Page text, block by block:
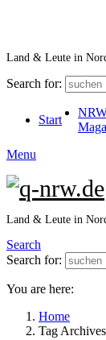
Land & Leute in
Search for:
Start
Menu
Land & Leute in
Search
Search for:
You are here:
Home
Tag